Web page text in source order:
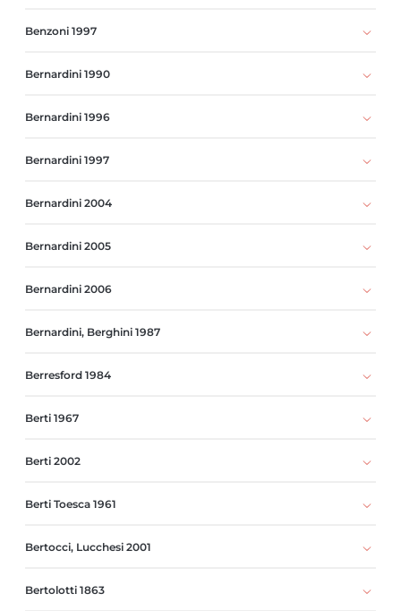
Benzoni 1997
Bernardini 1990
Bernardini 1996
Bernardini 1997
Bernardini 2004
Bernardini 2005
Bernardini 2006
Bernardini, Berghini 1987
Berresford 1984
Berti 1967
Berti 2002
Berti Toesca 1961
Bertocci, Lucchesi 2001
Bertolotti 1863